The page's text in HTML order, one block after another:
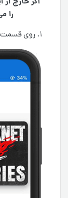
را
۱. روی قسمت Profile در پایین اپلیکیشن بزنید